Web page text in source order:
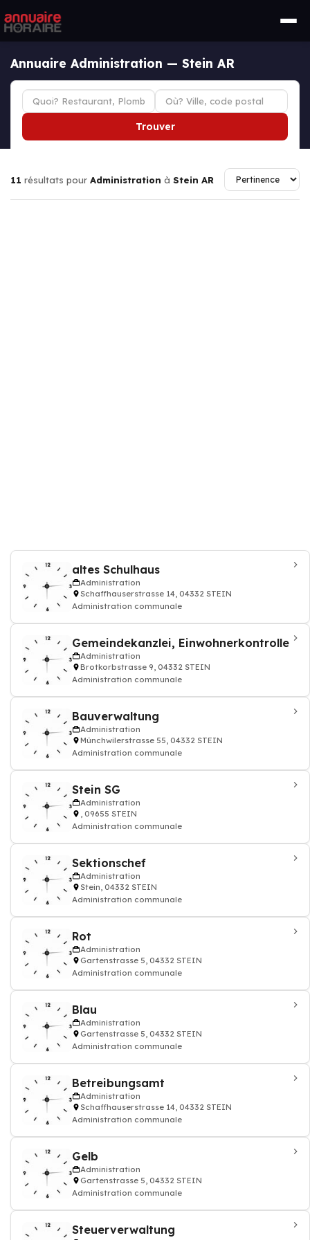
Annuaire Administration — Stein AR
Trouver
11 résultats pour Administration à Stein AR
altes Schulhaus
Administration
Schaffhauserstrasse 14, 04332 STEIN
Administration communale
Gemeindekanzlei, Einwohnerkontrolle
Administration
Brotkorbstrasse 9, 04332 STEIN
Administration communale
Bauverwaltung
Administration
Münchwilerstrasse 55, 04332 STEIN
Administration communale
Stein SG
Administration
, 09655 STEIN
Administration communale
Sektionschef
Administration
Stein, 04332 STEIN
Administration communale
Rot
Administration
Gartenstrasse 5, 04332 STEIN
Administration communale
Blau
Administration
Gartenstrasse 5, 04332 STEIN
Administration communale
Betreibungsamt
Administration
Schaffhauserstrasse 14, 04332 STEIN
Administration communale
Gelb
Administration
Gartenstrasse 5, 04332 STEIN
Administration communale
Steuerverwaltung